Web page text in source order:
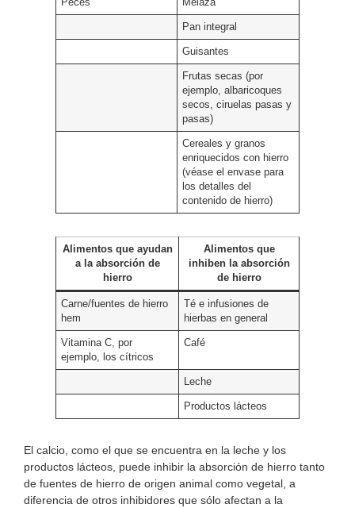
Pan integral
Guisantes
Frutas secas (por
ejemplo, albaricoques
secos, ciruelas pasas y
pasas)
Cereales y granos
enriquecidos con hierro
(véase el envase para
los detalles del
contenido de hierro)
Alimentos que ayudan
a la absorción de
hierro
Alimentos que
inhiben la absorción
de hierro
Carne/fuentes de hierro
hem
Té e infusiones de
hierbas en general
Vitamina C, por
ejemplo, los cítricos
Café
Leche
Productos lácteos
El calcio, como el que se encuentra en la leche y los
productos lácteos, puede inhibir la absorción de hierro tanto
de fuentes de hierro de origen animal como vegetal, a
diferencia de otros inhibidores que sólo afectan a la